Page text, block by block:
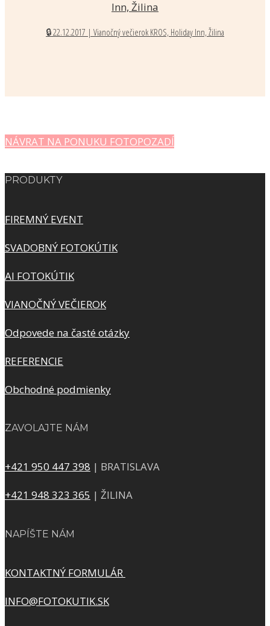
🔒 22.12.2017 | Vianočný večierok KROS, Holiday Inn, Žilina
NÁVRAT NA PONUKU FOTOPOZADÍ
PRODUKTY
FIREMNÝ EVENT
SVADOBNÝ FOTOKÚTIK
AI FOTOKÚTIK
VIANOČNÝ VEČIEROK
Odpovede na časté otázky
REFERENCIE
Obchodné podmienky
ZAVOLAJTE NÁM
+421 950 447 398 | BRATISLAVA
+421 948 323 365 | ŽILINA
NAPÍŠTE NÁM
KONTAKTNÝ FORMULÁR
INFO@FOTOKUTIK.SK